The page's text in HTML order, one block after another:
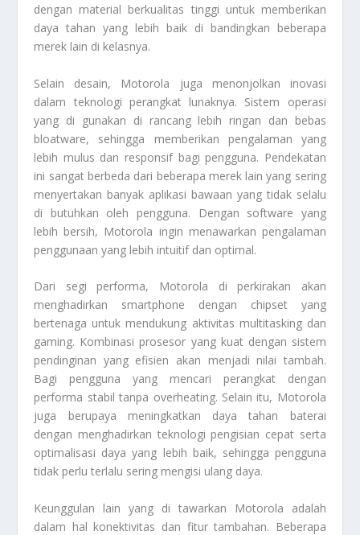
dengan material berkualitas tinggi untuk memberikan
daya tahan yang lebih baik di bandingkan beberapa
merek lain di kelasnya.
Selain desain, Motorola juga menonjolkan inovasi
dalam teknologi perangkat lunaknya. Sistem operasi
yang di gunakan di rancang lebih ringan dan bebas
bloatware, sehingga memberikan pengalaman yang
lebih mulus dan responsif bagi pengguna. Pendekatan
ini sangat berbeda dari beberapa merek lain yang sering
menyertakan banyak aplikasi bawaan yang tidak selalu
di butuhkan oleh pengguna. Dengan software yang
lebih bersih, Motorola ingin menawarkan pengalaman
penggunaan yang lebih intuitif dan optimal.
Dari segi performa, Motorola di perkirakan akan
menghadirkan smartphone dengan chipset yang
bertenaga untuk mendukung aktivitas multitasking dan
gaming. Kombinasi prosesor yang kuat dengan sistem
pendinginan yang efisien akan menjadi nilai tambah.
Bagi pengguna yang mencari perangkat dengan
performa stabil tanpa overheating. Selain itu, Motorola
juga berupaya meningkatkan daya tahan baterai
dengan menghadirkan teknologi pengisian cepat serta
optimalisasi daya yang lebih baik, sehingga pengguna
tidak perlu terlalu sering mengisi ulang daya.
Keunggulan lain yang di tawarkan Motorola adalah
dalam hal konektivitas dan fitur tambahan. Beberapa